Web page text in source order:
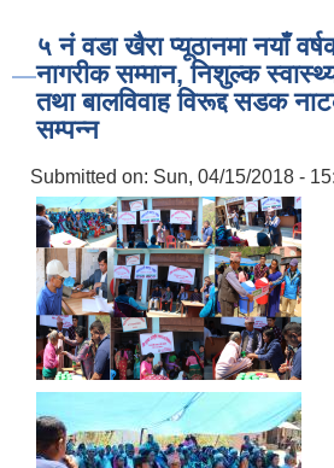
५ नं वडा खैरा प्यूठानमा नयाँ
नागरीक सम्मान, निशुल्क
तथा बालविवाह विरूद्द सडक
सम्पन्न
Submitted on: Sun, 04/15/2018 -